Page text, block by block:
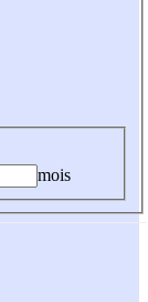
mois